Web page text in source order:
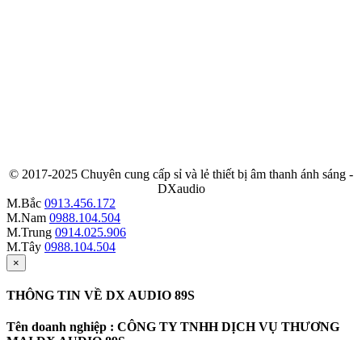
© 2017-2025 Chuyên cung cấp sỉ và lẻ thiết bị âm thanh ánh sáng -
DXaudio
M.Bắc 0913.456.172
M.Nam 0988.104.504
M.Trung 0914.025.906
M.Tây 0988.104.504
×
THÔNG TIN VỀ DX AUDIO 89S
Tên doanh nghiệp : CÔNG TY TNHH DỊCH VỤ THƯƠNG